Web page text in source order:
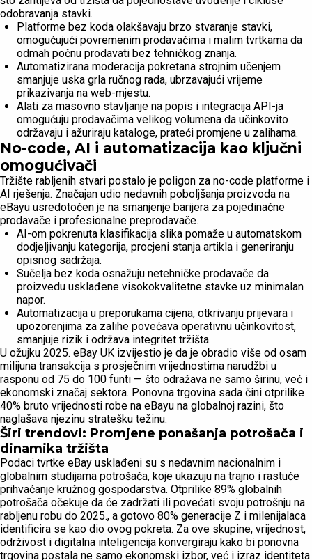
odobravanja stavki.
Platforme bez koda olakšavaju brzo stvaranje stavki,
omogućujući povremenim prodavačima i malim tvrtkama da
odmah počnu prodavati bez tehničkog znanja.
Automatizirana moderacija pokretana strojnim učenjem
smanjuje uska grla ručnog rada, ubrzavajući vrijeme
prikazivanja na web-mjestu.
Alati za masovno stavljanje na popis i integracija API-ja
omogućuju prodavačima velikog volumena da učinkovito
održavaju i ažuriraju kataloge, prateći promjene u zalihama.
No-code, AI i automatizacija kao ključni
omogućivači
Tržište rabljenih stvari postalo je poligon za no-code platforme i
AI rješenja. Značajan udio nedavnih poboljšanja proizvoda na
eBayu usredotočen je na smanjenje barijera za pojedinačne
prodavače i profesionalne preprodavače.
AI-om pokrenuta klasifikacija slika pomaže u automatskom
dodjeljivanju kategorija, procjeni stanja artikla i generiranju
opisnog sadržaja.
Sučelja bez koda osnažuju netehničke prodavače da
proizvedu usklađene visokokvalitetne stavke uz minimalan
napor.
Automatizacija u preporukama cijena, otkrivanju prijevara i
upozorenjima za zalihe povećava operativnu učinkovitost,
smanjuje rizik i održava integritet tržišta.
U ožujku 2025. eBay UK izvijestio je da je obradio više od osam
milijuna transakcija s prosječnim vrijednostima narudžbi u
rasponu od 75 do 100 funti — što odražava ne samo širinu, već i
ekonomski značaj sektora. Ponovna trgovina sada čini otprilike
40% bruto vrijednosti robe na eBayu na globalnoj razini, što
naglašava njezinu stratešku težinu.
Širi trendovi: Promjene ponašanja potrošača i
dinamika tržišta
Podaci tvrtke eBay usklađeni su s nedavnim nacionalnim i
globalnim studijama potrošača, koje ukazuju na trajno i rastuće
prihvaćanje kružnog gospodarstva. Otprilike 89% globalnih
potrošača očekuje da će zadržati ili povećati svoju potrošnju na
rabljenu robu do 2025., a gotovo 80% generacije Z i milenijalaca
identificira se kao dio ovog pokreta. Za ove skupine, vrijednost,
održivost i digitalna inteligencija konvergiraju kako bi ponovna
trgovina postala ne samo ekonomski izbor, već i izraz identiteta